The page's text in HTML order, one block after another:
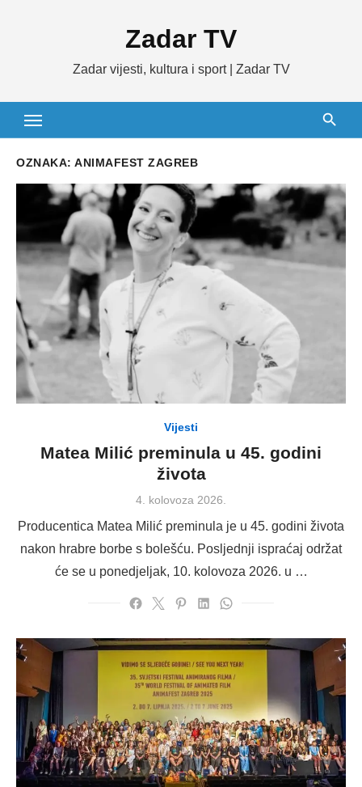
Zadar TV
Zadar vijesti, kultura i sport | Zadar TV
OZNAKA: ANIMAFEST ZAGREB
Vijesti
Matea Milić preminula u 45. godini
života
Posted
4. kolovoza 2026.
Producentica Matea Milić preminula je u 45. godini života
nakon hrabre borbe s bolešću. Posljednji ispraćaj održat
će se u ponedjeljak, 10. kolovoza 2026. u …